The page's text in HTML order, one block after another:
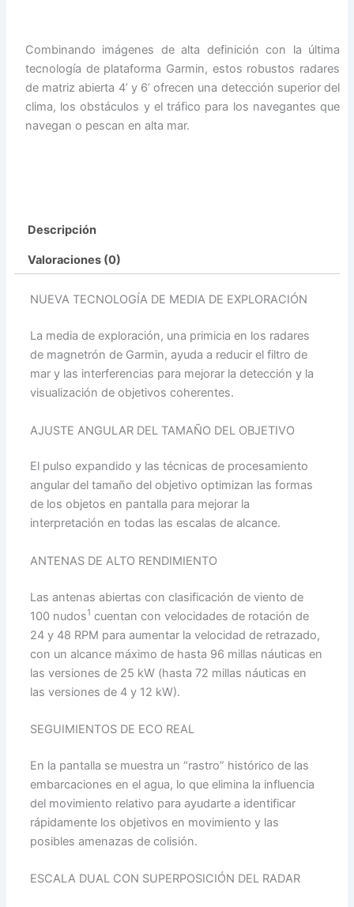
Combinando imágenes de alta definición con la última
tecnología de plataforma Garmin, estos robustos radares
de matriz abierta 4’ y 6’ ofrecen una detección superior del
clima, los obstáculos y el tráfico para los navegantes que
navegan o pescan en alta mar.
Descripción
Valoraciones (0)
NUEVA TECNOLOGÍA DE MEDIA DE EXPLORACIÓN
La media de exploración, una primicia en los radares
de magnetrón de Garmin, ayuda a reducir el filtro de
mar y las interferencias para mejorar la detección y la
visualización de objetivos coherentes.
AJUSTE ANGULAR DEL TAMAÑO DEL OBJETIVO
El pulso expandido y las técnicas de procesamiento
angular del tamaño del objetivo optimizan las formas
de los objetos en pantalla para mejorar la
interpretación en todas las escalas de alcance.
ANTENAS DE ALTO RENDIMIENTO
Las antenas abiertas con clasificación de viento de
100 nudos1 cuentan con velocidades de rotación de
24 y 48 RPM para aumentar la velocidad de retrazado,
con un alcance máximo de hasta 96 millas náuticas en
las versiones de 25 kW (hasta 72 millas náuticas en
las versiones de 4 y 12 kW).
SEGUIMIENTOS DE ECO REAL
En la pantalla se muestra un “rastro” histórico de las
embarcaciones en el agua, lo que elimina la influencia
del movimiento relativo para ayudarte a identificar
rápidamente los objetivos en movimiento y las
posibles amenazas de colisión.
ESCALA DUAL CON SUPERPOSICIÓN DEL RADAR